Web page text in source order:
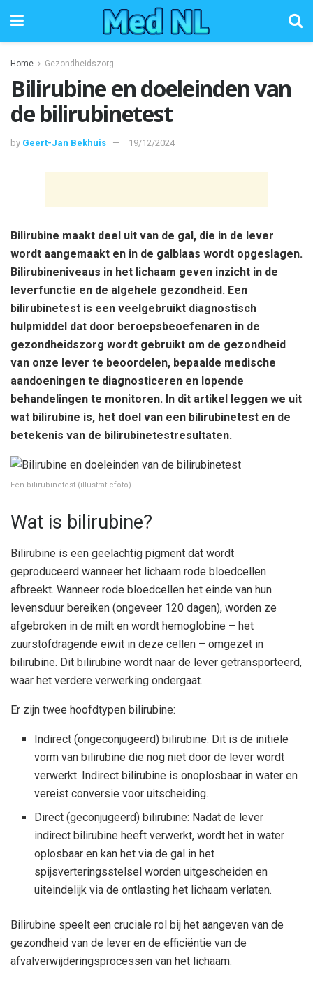
Home Gezondheidszorg
Bilirubine en doeleinden van
de bilirubinetest
by Geert-Jan Bekhuis 19/12/2024
Bilirubine maakt deel uit van de gal, die in de lever
wordt aangemaakt en in de galblaas wordt opgeslagen.
Bilirubineniveaus in het lichaam geven inzicht in de
leverfunctie en de algehele gezondheid. Een
bilirubinetest is een veelgebruikt diagnostisch
hulpmiddel dat door beroepsbeoefenaren in de
gezondheidszorg wordt gebruikt om de gezondheid
van onze lever te beoordelen, bepaalde medische
aandoeningen te diagnosticeren en lopende
behandelingen te monitoren. In dit artikel leggen we uit
wat bilirubine is, het doel van een bilirubinetest en de
betekenis van de bilirubinetestresultaten.
Een bilirubinetest (illustratiefoto)
Wat is bilirubine?
Bilirubine is een geelachtig pigment dat wordt
geproduceerd wanneer het lichaam rode bloedcellen
afbreekt. Wanneer rode bloedcellen het einde van hun
levensduur bereiken (ongeveer 120 dagen), worden ze
afgebroken in de milt en wordt hemoglobine – het
zuurstofdragende eiwit in deze cellen – omgezet in
bilirubine. Dit bilirubine wordt naar de lever getransporteerd,
waar het verdere verwerking ondergaat.
Er zijn twee hoofdtypen bilirubine:
Indirect (ongeconjugeerd) bilirubine: Dit is de initiële
vorm van bilirubine die nog niet door de lever wordt
verwerkt. Indirect bilirubine is onoplosbaar in water en
vereist conversie voor uitscheiding.
Direct (geconjugeerd) bilirubine: Nadat de lever
indirect bilirubine heeft verwerkt, wordt het in water
oplosbaar en kan het via de gal in het
spijsverteringsstelsel worden uitgescheiden en
uiteindelijk via de ontlasting het lichaam verlaten.
Bilirubine speelt een cruciale rol bij het aangeven van de
gezondheid van de lever en de efficiëntie van de
afvalverwijderingsprocessen van het lichaam.